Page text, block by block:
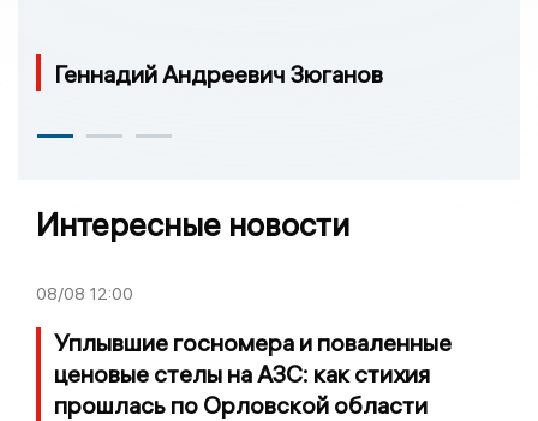
Геннадий Андреевич Зюганов
Интересные новости
08/08 12:00
Уплывшие госномера и поваленные
ценовые стелы на АЗС: как стихия
прошлась по Орловской области